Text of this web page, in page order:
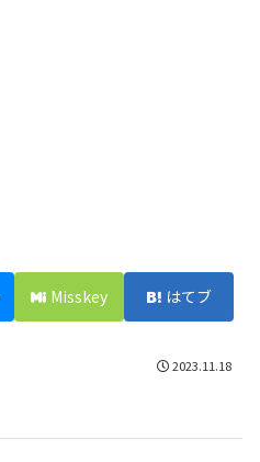
Misskey はてブ
2023.11.18